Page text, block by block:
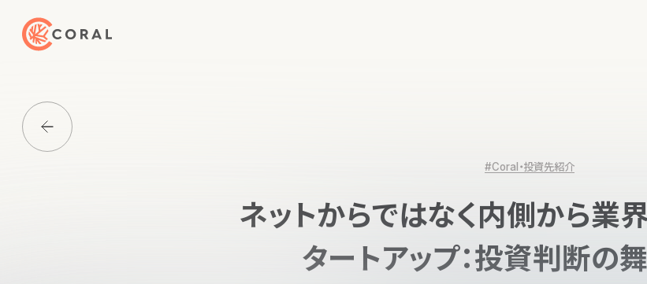
トップページへ戻る
Media一覧に戻る
#Coral・投資先紹介
ネットからではなく内側から業
タートアップ：投資判断の舞